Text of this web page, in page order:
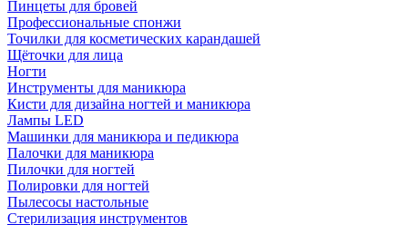
Пинцеты для бровей
Профессиональные спонжи
Точилки для косметических карандашей
Щёточки для лица
Ногти
Инструменты для маникюра
Кисти для дизайна ногтей и маникюра
Лампы LED
Машинки для маникюра и педикюра
Палочки для маникюра
Пилочки для ногтей
Полировки для ногтей
Пылесосы настольные
Стерилизация инструментов